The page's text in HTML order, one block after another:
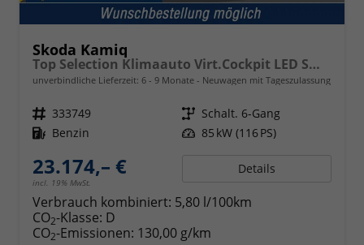
Skoda Kamiq
Top Selection Klimaauto Virt.Cockpit LED SmartLink Sitzheizg.
unverbindliche Lieferzeit: 6 - 9 Monate Neuwagen mit Tageszulassung
Fahrzeugnr. 333749 Getriebe Schalt. 6-Gang
Kraftstoff Benzin Leistung 85 kW (116 PS)
23.174,– €
incl. 19% MwSt.
Details
Verbrauch kombiniert: 5,80 l/100km
CO2-Klasse: D
CO2-Emissionen: 130,00 g/km